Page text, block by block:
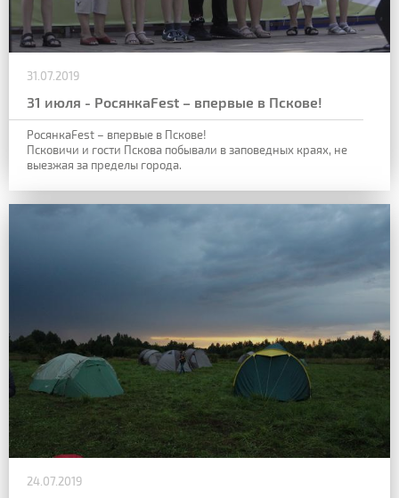
31.07.2019
31 июля - РосянкаFest – впервые в Пскове!
РосянкаFest – впервые в Пскове!
Псковичи и гости Пскова побывали в заповедных краях, не
выезжая за пределы города.
24.07.2019